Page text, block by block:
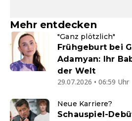
Mehr entdecken
"Ganz plötzlich"
Frühgeburt bei
Adamyan: Ihr
der Welt
29.07.2026 • 06:59 Uhr
Neue Karriere?
Schauspiel-